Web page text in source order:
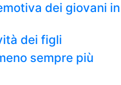
dei giovani in
dei figli
sempre più